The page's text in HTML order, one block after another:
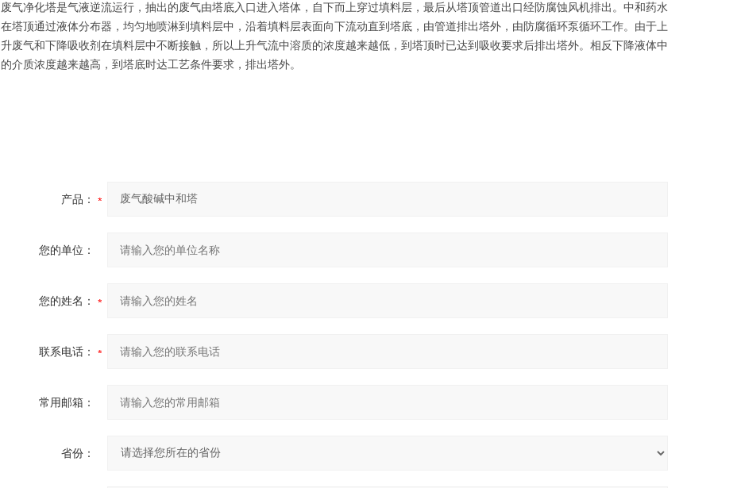
废气净化塔是气液逆流运行，抽出的废气由塔底入口进入塔体，自下而上穿过填料层，最后从塔顶管道出口经防腐蚀风机排出。中和药水
在塔顶通过液体分布器，均匀地喷淋到填料层中，沿着填料层表面向下流动直到塔底，由管道排出塔外，由防腐循环泵循环工作。由于上
升废气和下降吸收剂在填料层中不断接触，所以上升气流中溶质的浓度越来越低，到塔顶时已达到吸收要求后排出塔外。相反下降液体中
的介质浓度越来越高，到塔底时达工艺条件要求，排出塔外。
产品：
您的单位：
您的姓名：
联系电话：
常用邮箱：
省份：